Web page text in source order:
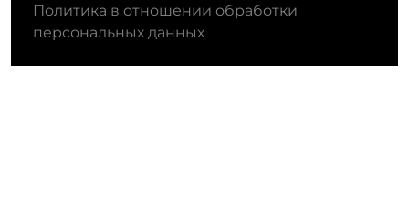
Политика в отношении обработки
персональных данных